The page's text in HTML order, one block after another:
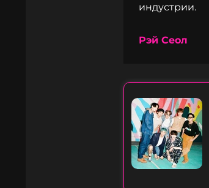
индустрии.
Рэй Сеол